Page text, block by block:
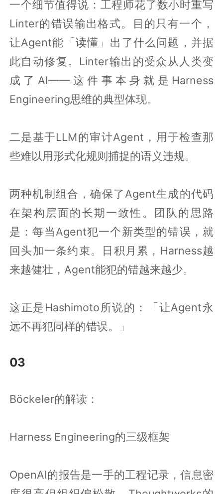
一个细节值得说：工程师花了数小时重写
Linter的错误输出格式。目的只有一个，
让Agent能「读懂」出了什么问题，并据
此自动修复。Linter输出的受众从人类变
成了AI——这件事本身就是Harness
Engineering思维的典型体现。
二是基于LLM的审计Agent，用于检查那
些难以用形式化规则捕捉的语义违规。
两种机制组合，确保了Agent生成的代码
在架构层面的长期一致性。团队的思路
是：每当Agent犯一个新类型的错误，就
回头加一条约束。日积月累，Harness越
来越健壮，Agent能犯的错越来越少。
这正是Hashimoto所说的：「让Agent永
远不再犯同样的错误。」
03
Böckeler的解读：
Harness Engineering的三级框架
OpenAI的报告是一手的工程记录，信息密